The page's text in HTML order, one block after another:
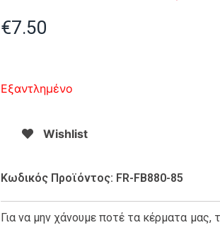
€7.50
Εξαντλημένο
Wishlist
Κωδικός Προϊόντος: FR-FB880-85
Για να μην χάνουμε ποτέ τα κέρματα μας,